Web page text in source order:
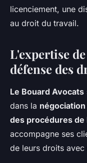
licenciement, une
au droit du travail.
L'expertise
défense des
Le Bouard Avocats
dans la
des procédures
accompagne ses
de leurs droits